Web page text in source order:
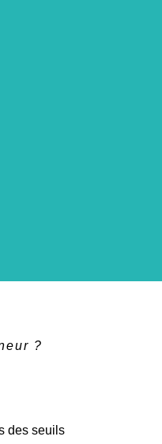
?
des seuils